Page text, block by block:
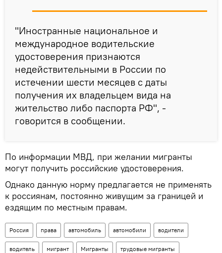
"Иностранные национальное и
международное водительские
удостоверения признаются
недействительными в России по
истечении шести месяцев с даты
получения их владельцем вида на
жительство либо паспорта РФ", -
говорится в сообщении.
По информации МВД, при желании мигранты
могут получить российские удостоверения.
Однако данную норму предлагается не применять
к россиянам, постоянно живущим за границей и
ездящим по местным правам.
Россия права автомобиль автомобили водители
водитель мигрант Мигранты трудовые мигранты